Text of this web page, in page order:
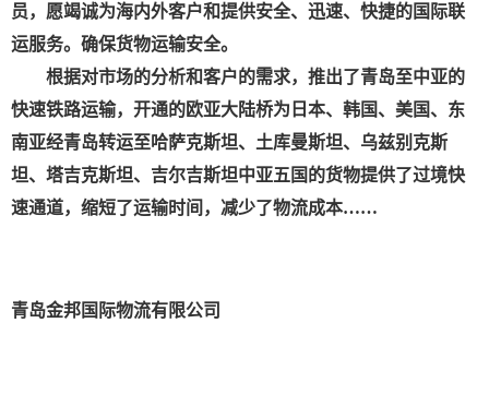
员，愿竭诚为海内外客户和提供安全、迅速、快捷的国际联
运服务。确保货物运输安全。
根据对市场的分析和客户的需求，推出了青岛至中亚的
快速铁路运输，开通的欧亚大陆桥为日本、韩国、美国、东
南亚经青岛转运至哈萨克斯坦、土库曼斯坦、乌兹别克斯
坦、塔吉克斯坦、吉尔吉斯坦中亚五国的货物提供了过境快
速通道，缩短了运输时间，减少了物流成本……
青岛金邦国际物流有限公司